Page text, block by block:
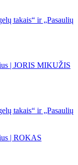
takais“ ir „Pasaulių
| JORIS MIKUŽIS
takais“ ir „Pasaulių
| ROKAS